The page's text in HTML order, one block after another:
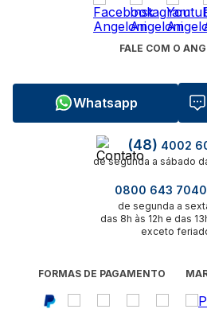
FALE COM O
Whatsapp
(48) 4002
de segunda a sábado
0800 643
de segunda a
das 8h às 12h e das
exceto
FORMAS DE PAGAMENTO